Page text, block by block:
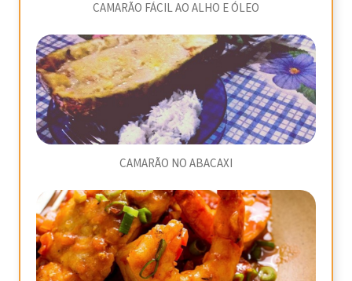
CAMARÃO FÁCIL AO ALHO E ÓLEO
CAMARÃO NO ABACAXI